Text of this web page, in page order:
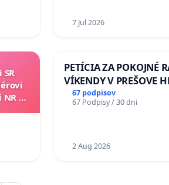
7 Jul 2026
SR
PETÍCIA ZA POKOJNÉ
VÍKENDY V PREŠOVE
STAVEBNÉ PRÁCE V
OD 9.00 DO 13.00 HOD.,
KONTROLA STAVBY C-
67 podpisov
67 Podpisy / 30 dni
2 Aug 2026